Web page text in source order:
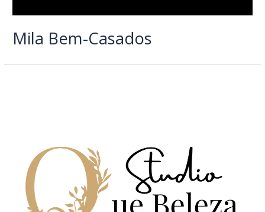
Mila Bem-Casados